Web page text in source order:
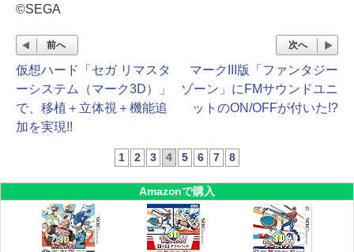
©SEGA
前へ
仮想ハード「セガ リマスタ
ーシステム（マーク3D）」
で、移植＋立体視＋機能追
加を実現!!
次へ
マークIII版「ファンタジー
ゾーン」にFMサウンドユニ
ットのON/OFFが付いた!?
1 2 3 4 5 6 7 8
Amazonで購入